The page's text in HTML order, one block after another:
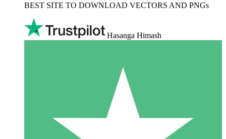
BEST SITE TO DOWNLOAD VECTORS AND PNGs
Hasanga Himash